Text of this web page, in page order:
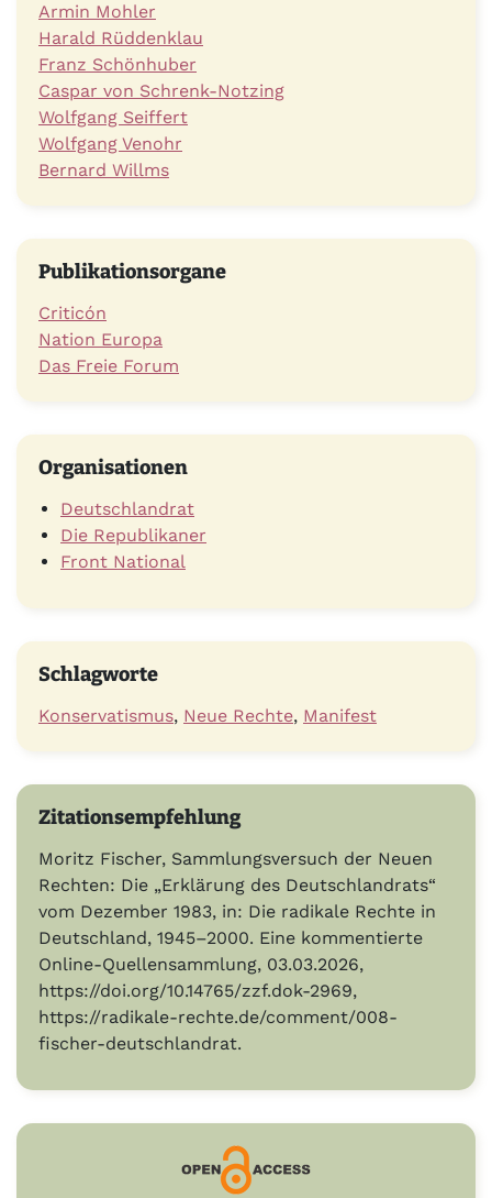
Armin Mohler
Harald Rüddenklau
Franz Schönhuber
Caspar von Schrenk-Notzing
Wolfgang Seiffert
Wolfgang Venohr
Bernard Willms
Publikationsorgane
Criticón
Nation Europa
Das Freie Forum
Organisationen
Deutschlandrat
Die Republikaner
Front National
Schlagworte
Konservatismus, Neue Rechte, Manifest
Zitationsempfehlung
Moritz Fischer, Sammlungsversuch der Neuen
Rechten: Die „Erklärung des Deutschlandrats“
vom Dezember 1983, in: Die radikale Rechte in
Deutschland, 1945–2000. Eine kommentierte
Online-Quellensammlung, 03.03.2026,
https://doi.org/10.14765/zzf.dok-2969,
https://radikale-rechte.de/comment/008-
fischer-deutschlandrat.